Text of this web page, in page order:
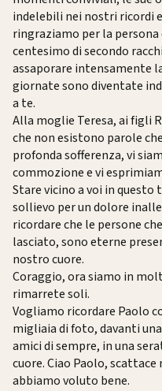
indelebili nei nostri ricordi
ringraziamo per la
centesimo di secondo
assaporare intensamente
giornate sono diventate
a te.
Alla moglie Teresa, ai figli
che non esistono parole
profonda sofferenza, vi
commozione e vi
Stare vicino a voi in
sollievo per un dolore
ricordare che le persone
lasciato, sono eterne
nostro cuore.
Coraggio, ora siamo in
rimarrete soli.
Vogliamo ricordare Paolo
migliaia di foto, davanti
amici di sempre, in una
cuore. Ciao Paolo,
abbiamo voluto bene.